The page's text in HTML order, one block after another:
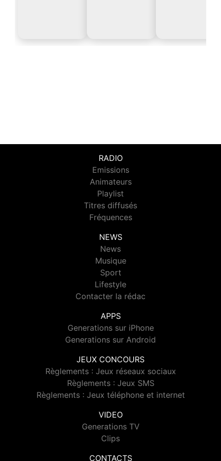
RADIO
Emissions
Animateurs
Playlist
Titres diffusés
Fréquences
NEWS
News
Musique
Sport
Lifestyle
Contacter la rédac
APPS
Generations sur iPhone
Generations sur Android
JEUX CONCOURS
Règlements : Jeux réseaux sociaux
Règlements : Jeux SMS
Règlements : Jeux téléphone et internet
VIDEO
Generations TV
Clips
CONTACTS